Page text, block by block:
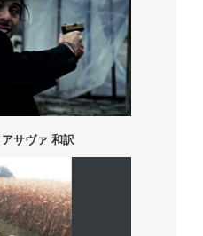
サヴァ 和訳